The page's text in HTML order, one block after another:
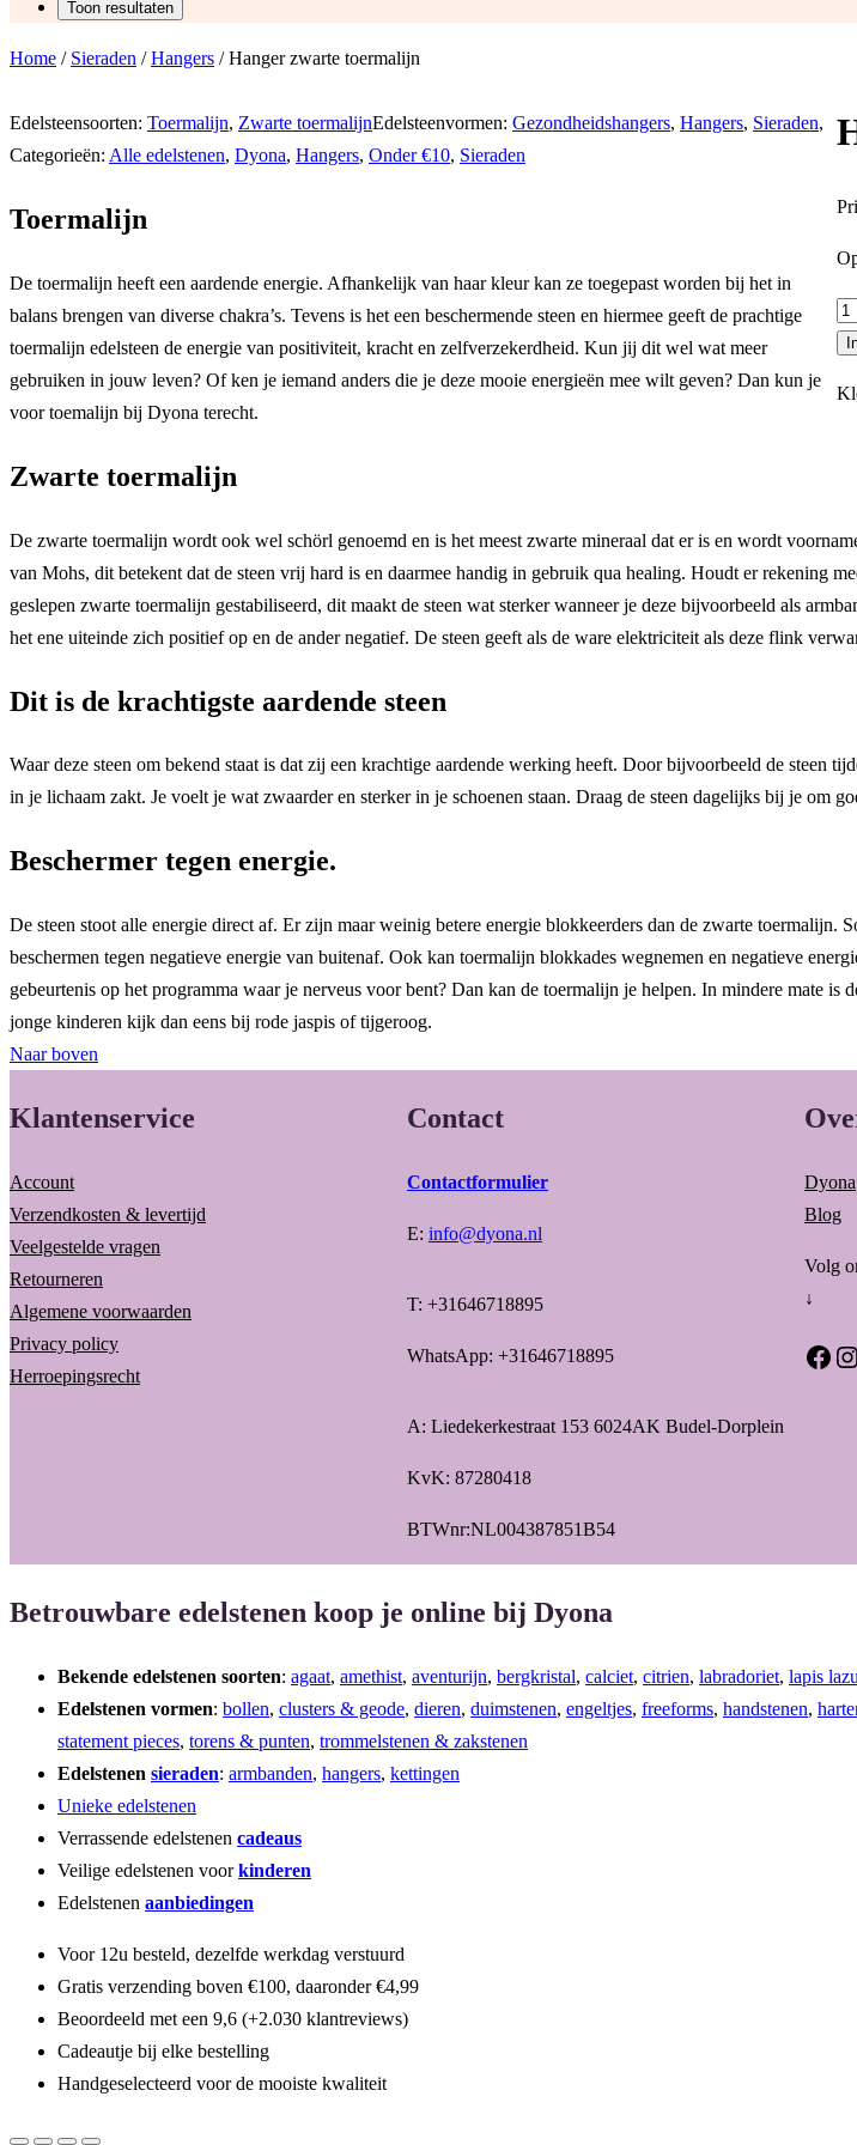
Home / Sieraden /Hangers / Hanger zwarte toermalijn
Edelsteensoorten: Toermalijn, Zwarte toermalijnEdelsteenvormen: Gezondheidshangers, Hangers, Sieraden,
Categorieën: Alle edelstenen, Dyona, Hangers, Onder €10, Sieraden
Toermalijn
De toermalijn heeft een aardende energie. Afhankelijk van haar kleur kan ze toegepast worden bij het in
balans brengen van diverse chakra’s. Tevens is het een beschermende steen en hiermee geeft de prachtige
toermalijn edelsteen de energie van positiviteit, kracht en zelfverzekerdheid. Kun jij dit wel wat meer
gebruiken in jouw leven? Of ken je iemand anders die je deze mooie energieën mee wilt geven? Dan kun je
voor toemalijn bij Dyona terecht.
Zwarte toermalijn
De zwarte toermalijn wordt ook wel schörl genoemd en is het meest zwarte mineraal dat er is en wordt
van Mohs, dit betekent dat de steen vrij hard is en daarmee handig in gebruik qua healing. Houdt er rekening
geslepen zwarte toermalijn gestabiliseerd, dit maakt de steen wat sterker wanneer je deze bijvoorbeeld als
het ene uiteinde zich positief op en de ander negatief. De steen geeft als de ware elektriciteit als deze flink
Dit is de krachtigste aardende steen
Waar deze steen om bekend staat is dat zij een krachtige aardende werking heeft. Door bijvoorbeeld de steen
in je lichaam zakt. Je voelt je wat zwaarder en sterker in je schoenen staan. Draag de steen dagelijks bij je om
Beschermer tegen energie.
De steen stoot alle energie direct af. Er zijn maar weinig betere energie blokkeerders dan de zwarte
beschermen tegen negatieve energie van buitenaf. Ook kan toermalijn blokkades wegnemen en negatieve
gebeurtenis op het programma waar je nerveus voor bent? Dan kan de toermalijn je helpen. In mindere mate
jonge kinderen kijk dan eens bij rode jaspis of tijgeroog.
Naar boven
Klantenservice
Account
Verzendkosten & levertijd
Veelgestelde vragen
Retourneren
Algemene voorwaarden
Privacy policy
Herroepingsrecht
Contact
Contactformulier
E: info@dyona.nl
T: +31646718895
WhatsApp: +31646718895
A: Liedekerkestraat 153 6024AK Budel-Dorplein
KvK: 87280418
BTWnr:NL004387851B54
Dyona
Blog
Volg
↓
Facebook Instagram
Betrouwbare edelstenen koop je online bij Dyona
Bekende edelstenen soorten: agaat, amethist, aventurijn, bergkristal, calciet, citrien, labradoriet, lapis
Edelstenen vormen: bollen, clusters & geode, dieren, duimstenen, engeltjes, freeforms, handstenen,
statement pieces, torens & punten, trommelstenen & zakstenen
Edelstenen sieraden: armbanden, hangers, kettingen
Unieke edelstenen
Verrassende edelstenen cadeaus
Veilige edelstenen voorkinderen
Edelstenen aanbiedingen
Voor 12u besteld, dezelfde werkdag verstuurd
Gratis verzending boven €100, daaronder €4,99
Beoordeeld met een 9,6 (+2.030 klantreviews)
Cadeautje bij elke bestelling
Handgeselecteerd voor de mooiste kwaliteit